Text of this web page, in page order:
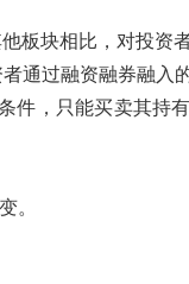
板块相比，对投资
通过融资融券融入
件，只能买卖其持
。